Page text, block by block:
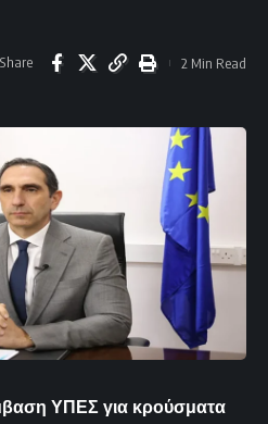
Share 2 Min Read
ΥΠΕΣ για κρούσματα